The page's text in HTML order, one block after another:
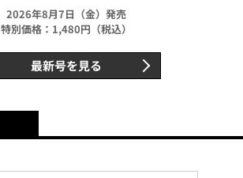
2026年8月7日（金）発売
特別価格：1,480円（税込）
最新号を見る